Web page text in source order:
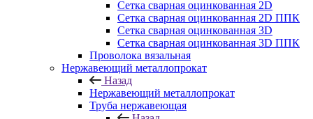
Сетка сварная оцинкованная 2D
Сетка сварная оцинкованная 2D ППК
Сетка сварная оцинкованная 3D
Сетка сварная оцинкованная 3D ППК
Проволока вязальная
Нержавеющий металлопрокат
Назад
Нержавеющий металлопрокат
Труба нержавеющая